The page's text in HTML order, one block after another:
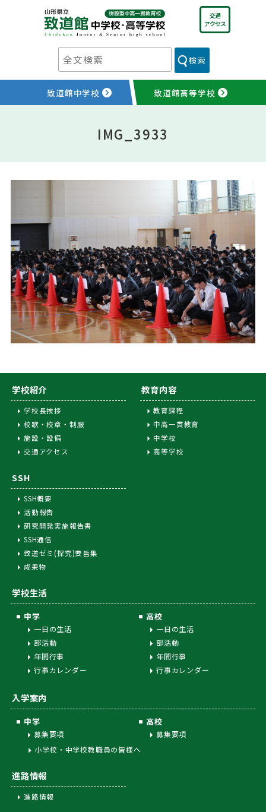
交通
アクセス
致道館中学校 致道館高等学校
検索
IMG_3933
学校紹介
学校長挨拶
校歌・校章・制服
施設・設備
交通アクセス
教育内容
教育課程
中高一貫教育
中学校
高等学校
SSH
SSH概要
活動報告
研究開発実施報告書
SSH通信
致道ゼミ(探究)要旨集
成果物
学校生活
中学
一日の生活
部活動
年間行事
行事カレンダー
高校
一日の生活
部活動
年間行事
行事カレンダー
入学案内
中学
募集要項
高校
募集要項
小学校・中学校教職員の皆様へ
進路情報
進路情報